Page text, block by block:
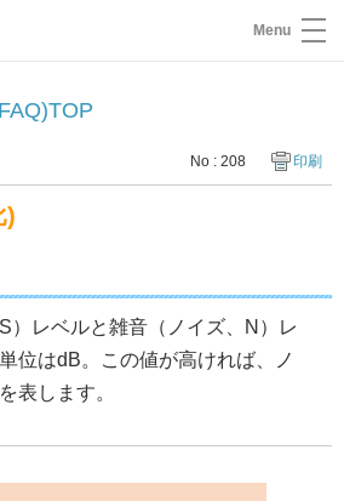
Menu
No : 208 印刷
)
）レベルと雑音（ノイズ、N）レ
位はdB。この値が高ければ、ノ
表します。